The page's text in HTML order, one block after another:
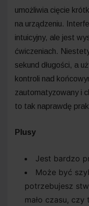
umożliwia cięcie
na urządzeniu.
intuicyjny, ale jest
ćwiczeniach.
sekund długości, a
kontroli nad
zautomatyzowany i
to tak naprawdę
Plusy
Jest bardzo
Może być
potrzebujesz
mało czasu,